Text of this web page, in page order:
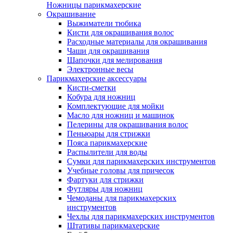
Ножницы парикмахерские
Окрашивание
Выжиматели тюбика
Кисти для окрашивания волос
Расходные материалы для окрашивания
Чаши для окрашивания
Шапочки для мелирования
Электронные весы
Парикмахерские аксессуары
Кисти-сметки
Кобура для ножниц
Комплектующие для мойки
Масло для ножниц и машинок
Пелерины для окрашивания волос
Пеньюары для стрижки
Пояса парикмахерские
Распылители для воды
Сумки для парикмахерских инструментов
Учебные головы для причесок
Фартуки для стрижки
Футляры для ножниц
Чемоданы для парикмахерских
инструментов
Чехлы для парикмахерских инструментов
Штативы парикмахерские